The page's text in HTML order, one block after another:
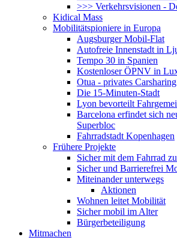
>>> Verkehrsvisionen -
Kidical Mass
Mobilitätspioniere in Europa
Augsburger Mobil-Flat
Autofreie Innenstadt in
Tempo 30 in Spanien
Kostenloser ÖPNV in
Otua - privates Carsharing
Die 15-Minuten-Stadt
Lyon bevorteilt
Barcelona erfindet sich
Superbloc
Fahrradstadt Kopenhagen
Frühere Projekte
Sicher mit dem Fahrrad
Sicher und Barrierefrei
Miteinander unterwegs
Aktionen
Wohnen leitet Mobilität
Sicher mobil im Alter
Bürgerbeteiligung
Mitmachen